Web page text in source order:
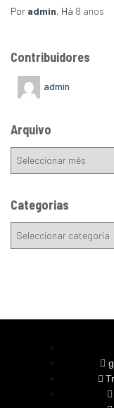
Por admin, Há 8 anos
Contribuidores
admin
Arquivo
Categorias